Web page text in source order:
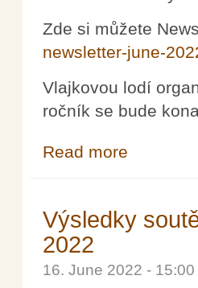
Zde si můžete
newsletter-june-
Vlajkovou lodí
ročník se bude
Read more
Výsledky
2022
16. June 2022 -